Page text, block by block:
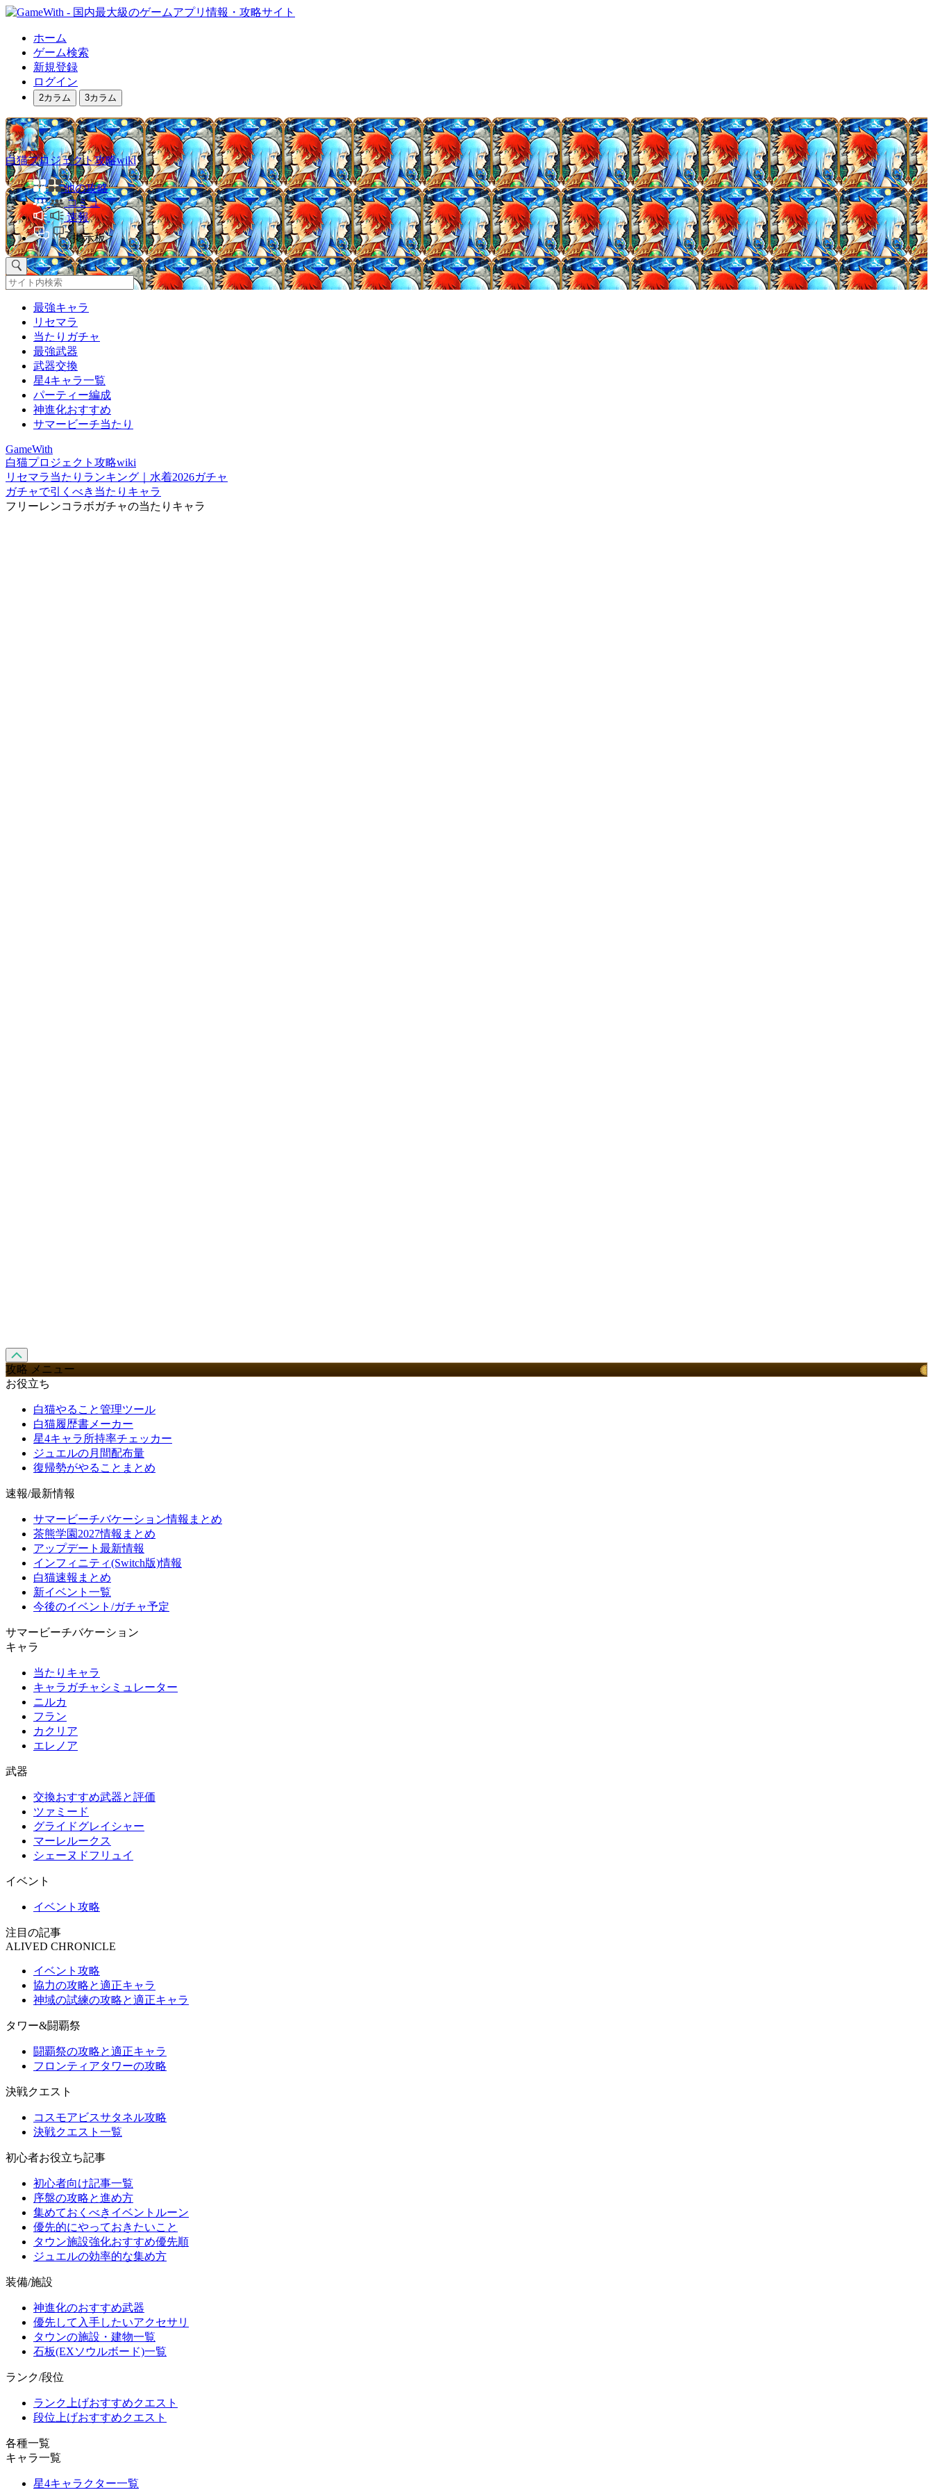
ホーム
ゲーム検索
新規登録
ログイン
2カラム 3カラム
白猫プロジェクト攻略wiki
他の攻略
コミュ
速報
掲示板
最強キャラ
リセマラ
当たりガチャ
最強武器
武器交換
星4キャラ一覧
パーティー編成
神進化おすすめ
サマービーチ当たり
GameWith
白猫プロジェクト攻略wiki
リセマラ当たりランキング｜水着2026ガチャ
ガチャで引くべき当たりキャラ
フリーレンコラボガチャの当たりキャラ
攻略 メニュー
お役立ち
白猫やること管理ツール
白猫履歴書メーカー
星4キャラ所持率チェッカー
ジュエルの月間配布量
復帰勢がやることまとめ
速報/最新情報
サマービーチバケーション情報まとめ
茶熊学園2027情報まとめ
アップデート最新情報
インフィニティ(Switch版)情報
白猫速報まとめ
新イベント一覧
今後のイベント/ガチャ予定
サマービーチバケーション
キャラ
当たりキャラ
キャラガチャシミュレーター
ニルカ
フラン
カクリア
エレノア
武器
交換おすすめ武器と評価
ツァミード
グライドグレイシャー
マーレルークス
シェーヌドフリュイ
イベント
イベント攻略
注目の記事
ALIVED CHRONICLE
イベント攻略
協力の攻略と適正キャラ
神域の試練の攻略と適正キャラ
タワー&闘覇祭
闘覇祭の攻略と適正キャラ
フロンティアタワーの攻略
決戦クエスト
コスモアビスサタネル攻略
決戦クエスト一覧
初心者お役立ち記事
初心者向け記事一覧
序盤の攻略と進め方
集めておくべきイベントルーン
優先的にやっておきたいこと
タウン施設強化おすすめ優先順
ジュエルの効率的な集め方
装備/施設
神進化のおすすめ武器
優先して入手したいアクセサリ
タウンの施設・建物一覧
石板(EXソウルボード)一覧
ランク/段位
ランク上げおすすめクエスト
段位上げおすすめクエスト
各種一覧
キャラ一覧
星4キャラクター一覧